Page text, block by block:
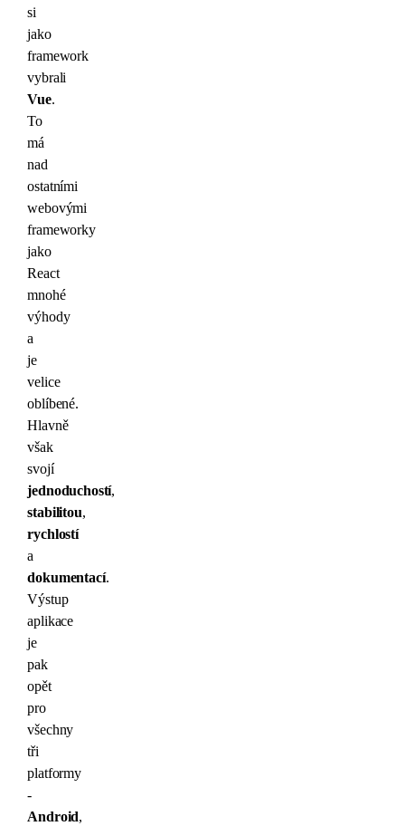
si
jako
framework
vybrali
Vue.
To
má
nad
ostatními
webovými
frameworky
jako
React
mnohé
výhody
a
je
velice
oblíbené.
Hlavně
však
svojí
jednoduchostí,
stabilitou,
rychlostí
a
dokumentací.
Výstup
aplikace
je
pak
opět
pro
všechny
tři
platformy
-
Android,